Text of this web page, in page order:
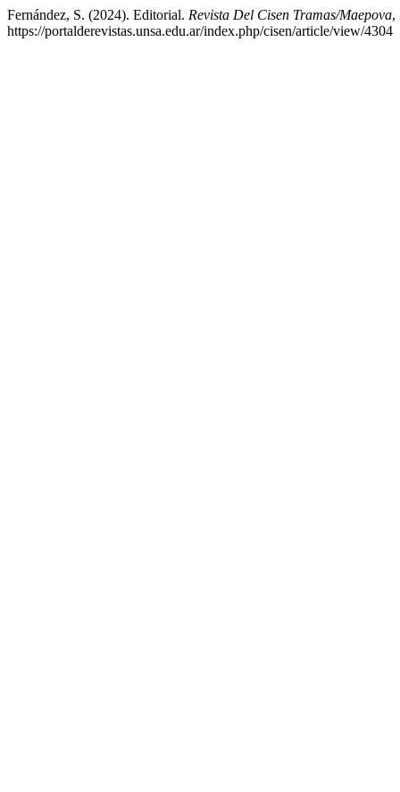
Fernández, S. (2024). Editorial. Revista Del Cisen Tramas/Maepova,
https://portalderevistas.unsa.edu.ar/index.php/cisen/article/view/4304